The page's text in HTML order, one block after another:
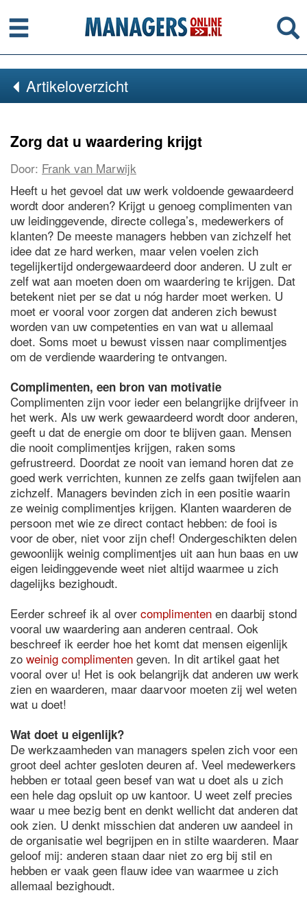
Menu
Artikeloverzicht
Zorg dat u waardering krijgt
Door: Frank van Marwijk
Heeft u het gevoel dat uw werk voldoende gewaardeerd
wordt door anderen? Krijgt u genoeg complimenten van
uw leidinggevende, directe collega’s, medewerkers of
klanten? De meeste managers hebben van zichzelf het
idee dat ze hard werken, maar velen voelen zich
tegelijkertijd ondergewaardeerd door anderen. U zult er
zelf wat aan moeten doen om waardering te krijgen. Dat
betekent niet per se dat u nóg harder moet werken. U
moet er vooral voor zorgen dat anderen zich bewust
worden van uw competenties en van wat u allemaal
doet. Soms moet u bewust vissen naar complimentjes
om de verdiende waardering te ontvangen.
Complimenten, een bron van motivatie
Complimenten zijn voor ieder een belangrijke drijfveer in
het werk. Als uw werk gewaardeerd wordt door anderen,
geeft u dat de energie om door te blijven gaan. Mensen
die nooit complimentjes krijgen, raken soms
gefrustreerd. Doordat ze nooit van iemand horen dat ze
goed werk verrichten, kunnen ze zelfs gaan twijfelen aan
zichzelf. Managers bevinden zich in een positie waarin
ze weinig complimentjes krijgen. Klanten waarderen de
persoon met wie ze direct contact hebben: de fooi is
voor de ober, niet voor zijn chef! Ondergeschikten delen
gewoonlijk weinig complimentjes uit aan hun baas en uw
eigen leidinggevende weet niet altijd waarmee u zich
dagelijks bezighoudt.
Eerder schreef ik al over complimenten en daarbij stond
vooral uw waardering aan anderen centraal. Ook
beschreef ik eerder hoe het komt dat mensen eigenlijk
zo weinig complimenten geven. In dit artikel gaat het
vooral over u! Het is ook belangrijk dat anderen uw werk
zien en waarderen, maar daarvoor moeten zij wel weten
wat u doet!
Wat doet u eigenlijk?
De werkzaamheden van managers spelen zich voor een
groot deel achter gesloten deuren af. Veel medewerkers
hebben er totaal geen besef van wat u doet als u zich
een hele dag opsluit op uw kantoor. U weet zelf precies
waar u mee bezig bent en denkt wellicht dat anderen dat
ook zien. U denkt misschien dat anderen uw aandeel in
de organisatie wel begrijpen en in stilte waarderen. Maar
geloof mij: anderen staan daar niet zo erg bij stil en
hebben er vaak geen flauw idee van waarmee u zich
allemaal bezighoudt.